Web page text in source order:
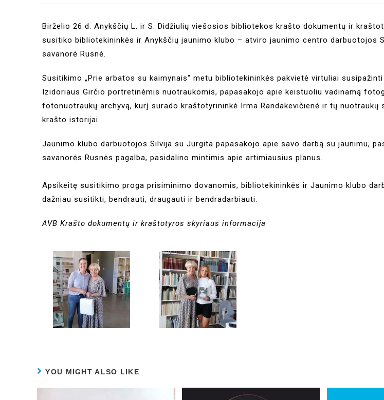
Birželio 26 d. Anykščių L. ir S. Didžiulių viešosios bibliotekos krašto dokumentų ir
susitiko bibliotekininkės ir Anykščių jaunimo klubo – atviro jaunimo centro darbuotojos
savanorė Rusnė.
Susitikimo „Prie arbatos su kaimynais“ metu bibliotekininkės pakvietė virtuliai
Izidoriaus Girčio portretinėmis nuotraukomis, papasakojo apie keistuoliu vadinamą
fotonuotraukų archyvą, kurį surado kraštotyrininkė Irma Randakevičienė ir tų nuotraukų
krašto istorijai.
Jaunimo klubo darbuotojos Silvija su Jurgita papasakojo apie savo darbą su jaunimu,
savanorės Rusnės pagalba, pasidalino mintimis apie artimiausius planus.
Apsikeitę susitikimo proga prisiminimo dovanomis, bibliotekininkės ir Jaunimo klubo
dažniau susitikti, bendrauti, draugauti ir bendradarbiauti.
AVB Krašto dokumentų ir kraštotyros skyriaus informacija
YOU MIGHT ALSO LIKE